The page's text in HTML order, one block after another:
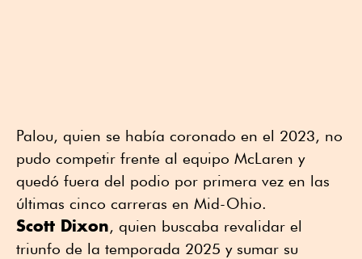
Palou, quien se había coronado en el 2023, no
pudo competir frente al equipo McLaren y
quedó fuera del podio por primera vez en las
últimas cinco carreras en Mid-Ohio.
Scott Dixon, quien buscaba revalidar el
triunfo de la temporada 2025 y sumar su